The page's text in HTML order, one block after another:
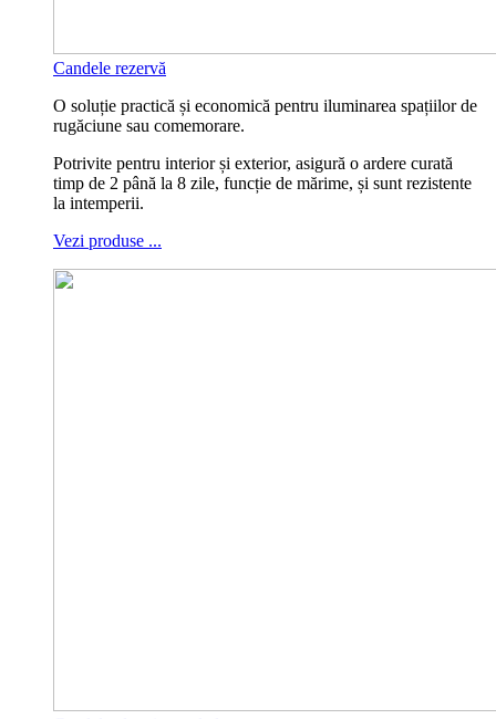
Candele rezervă
O soluție practică și economică pentru iluminarea spațiilor de
rugăciune sau comemorare.
Potrivite pentru interior și exterior, asigură o ardere curată
timp de 2 până la 8 zile, funcție de mărime, și sunt rezistente
la intemperii.
Vezi produse ...